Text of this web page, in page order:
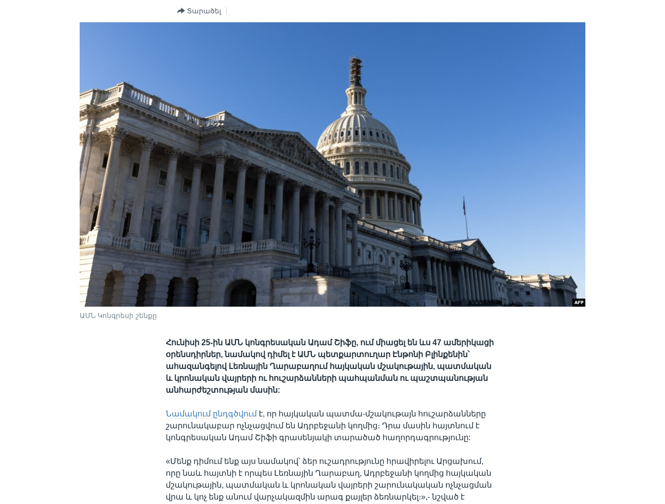
Տարածել
ԱՄՆ Կոնգրեսի շենքը
Հունիսի 25-ին ԱՄՆ կոնգրեսական Ադամ Շիֆը, ում միացել են ևս 47 ամերիկացի
օրենսդիրներ, նամակով դիմել է ԱՄՆ պետքարտուղար Էնթոնի Բլինքենին՝
ահազանգելով Լեռնային Ղարաբաղում հայկական մշակութային, պատմական
և կրոնական վայրերի ու հուշարձանների պահպանման ու պաշտպանության
անհարժեշտության մասին:
Նամակում ընդգծվումէ, որ հայկական պատմա-մշակութայն հուշարձանները
շարունակաբար ոչնչացվում են Ադրբեջանի կողմից։ Դրա մասին հայտնում է
կոնգրեսական Ադամ Շիֆի գրասենյակի տարածած հաղորդագրությունը:
«Մենք դիմում ենք այս նամակով՝ ձեր ուշադրությունը հրավիրելու Արցախում,
որը նաև հայտնի է որպես Լեռնային Ղարաբաղ, Ադրբեջանի կողմից հայկական
մշակութային, պատմական և կրոնական վայրերի շարունակական ոչնչացման
վրա և կոչ ենք անում վարչակազմին արագ քայլեր ձեռնարկել։»,- նշված է